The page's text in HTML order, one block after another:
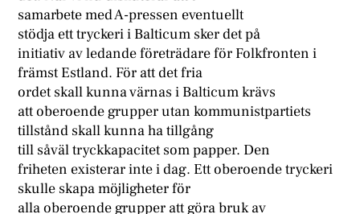
samarbete med A-pressen eventuellt
stödja ett tryckeri i Balticum sker det på
initiativ av ledande företrädare för Folkfronten i
främst Estland. För att det fria
ordet skall kunna värnas i Balticum krävs
att oberoende grupper utan kommunistpartiets
tillstånd skall kunna ha tillgång
till såväl tryckkapacitet som papper. Den
friheten existerar inte i dag. Ett oberoende tryckeri
skulle skapa möjligheter för
alla oberoende grupper att göra bruk av